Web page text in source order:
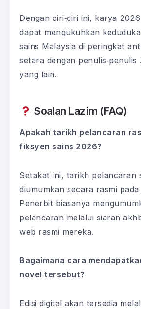
Dengan ciri‑ciri ini, karya
dapat mengukuhkan
sains Malaysia di peringkat
setara dengan penulis‑penulis
yang lain.
Soalan Lazim (FAQ)
Apakah tarikh pelancaran
fiksyen sains 2026?
Setakat ini, tarikh pelancaran
diumumkan secara rasmi
Penerbit biasanya
pelancaran melalui siaran
web rasmi mereka.
Bagaimana cara
novel tersebut?
Edisi digital akan tersedia